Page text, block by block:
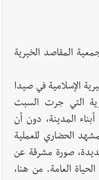
رجل الاعمال الاماراتي خلف الحبتور : 112 شهيداً
شُيّعوا في ‫غزة‬ بعد أن بقوا تحت الأنقاض منذ عام 2023: أيُعقل أن
المقاصد الخيرية
الإسلامية في صيدا
التي جرت السبت
المدينة، دون أن
الحضاري للعملية
صورة مشرقة عن
العامة. من هنا،